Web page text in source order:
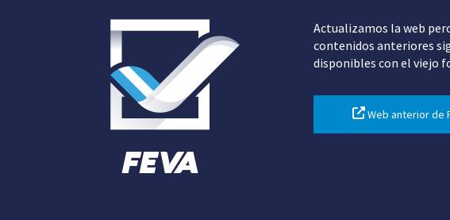
Actualizamos la web
contenidos anteriores
disponibles con el viejo
Web anterior de